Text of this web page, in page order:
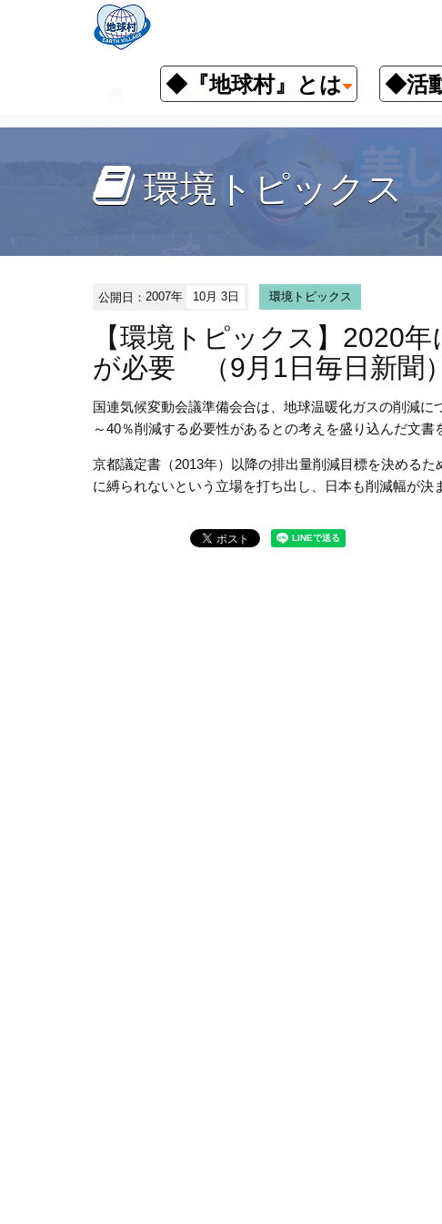
◆『地球村』とは ◆活
お知らせ 環境情報 環境トピック
環境トピックス
公開日：2007年 10月 3日 環境トピックス
【環境トピックス】2020
が必要 （9月1日毎日新聞）
国連気候変動会議準備会合は、地球温暖化ガスの削減
～40％削減する必要性があるとの考えを盛り込んだ文書
京都議定書（2013年）以降の排出量削減目標を決める
に縛られないという立場を打ち出し、日本も削減幅が決